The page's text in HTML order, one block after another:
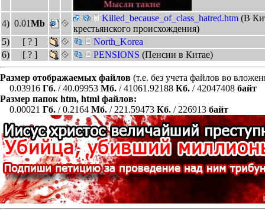
4) 0.01Mb
Killed_because_of_class_hatred.htm (В
крестьянского происхождения)
5)
[ ? ]
North_Korea
6)
[ ? ] PENSIONS (Пенсии в Китае)
Размер отображаемых файлов (т.е. без учета файлов во
0.03916 Гб. / 40.09953 Мб. / 41061.92188 Кб. / 42047408 байт
Размер папок htm, html файлов:
0.00021 Гб. / 0.2164 Мб. / 221.59473 Кб. / 226913 байт